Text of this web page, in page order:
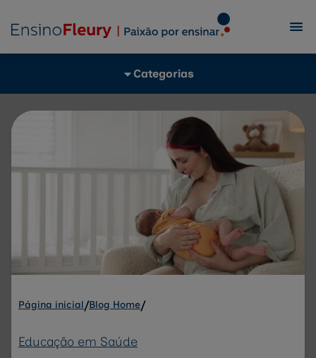
Categorias
Página inicial/Blog Home/
Educação em Saúde